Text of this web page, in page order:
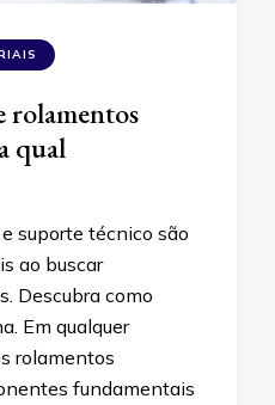
qual
suporte técnico são
ao buscar
Descubra como
Em qualquer
rolamentos
fundamentais